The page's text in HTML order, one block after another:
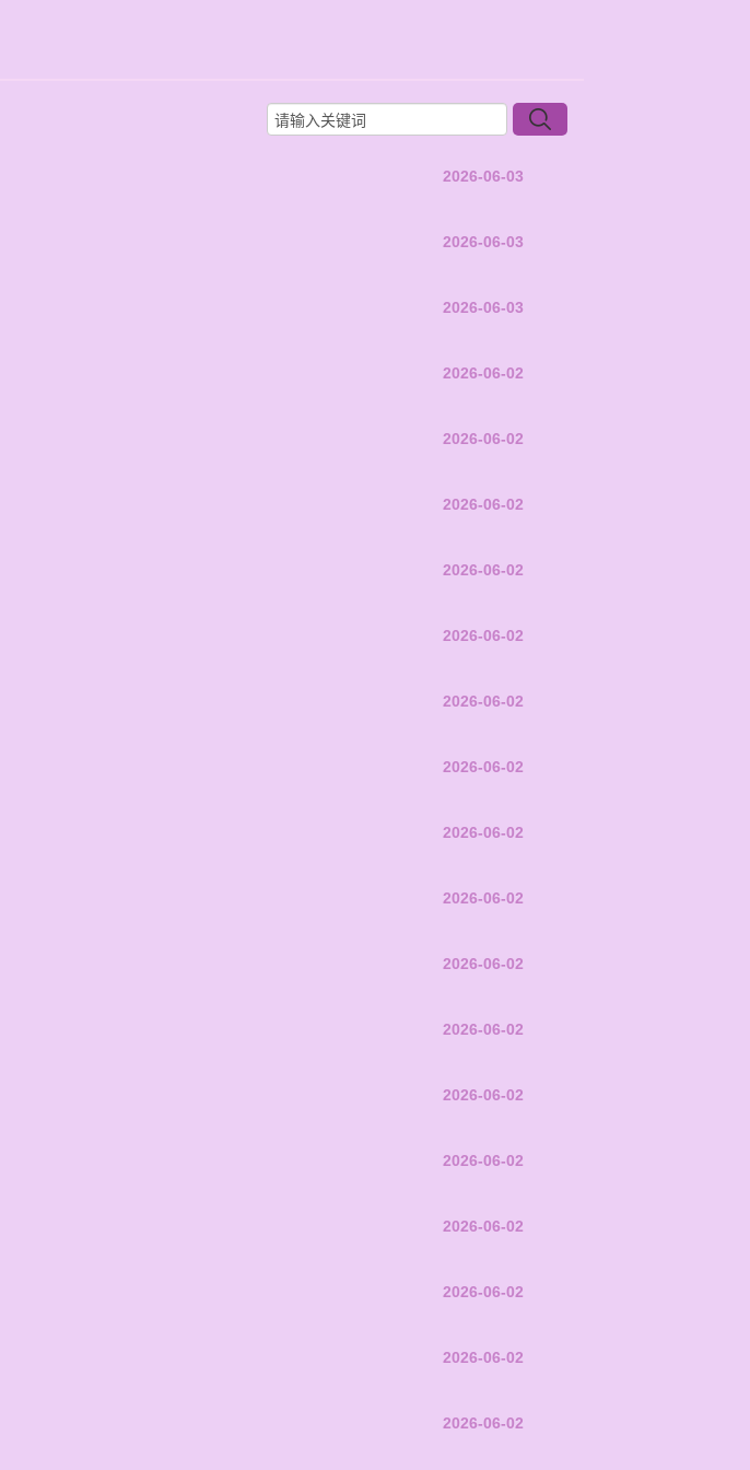
2026-06-03
2026-06-03
2026-06-03
2026-06-02
2026-06-02
2026-06-02
2026-06-02
2026-06-02
2026-06-02
2026-06-02
2026-06-02
2026-06-02
2026-06-02
2026-06-02
2026-06-02
2026-06-02
2026-06-02
2026-06-02
2026-06-02
2026-06-02